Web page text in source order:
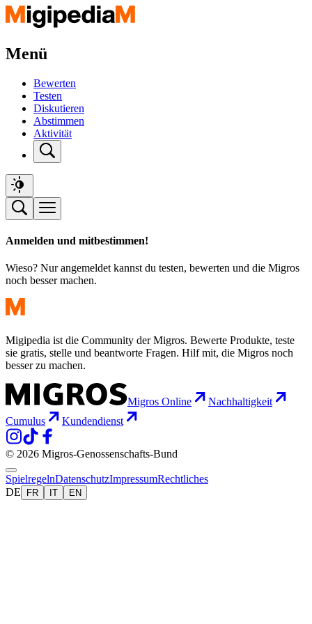
Menü
Bewerten
Testen
Diskutieren
Abstimmen
Aktivität
Anmelden und mitbestimmen!
Wieso? Nur angemeldet kannst du testen, bewerten und die Migros
noch besser machen.
Migipedia ist die Community der Migros. Bewerte Produkte, teste
sie gratis, stelle und beantworte Fragen. Hilf mit, die Migros noch
besser zu machen.
Migros Online
Nachhaltigkeit
Cumulus
Kundendienst
© 2026 Migros-Genossenschafts-Bund
SpielregelnDatenschutzImpressumRechtliches
DE
FR IT EN